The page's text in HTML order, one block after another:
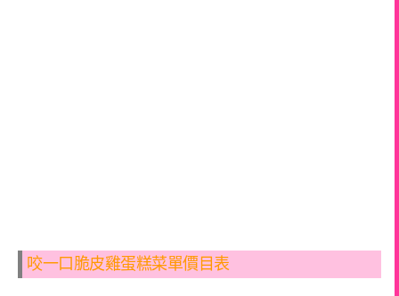
咬一口脆皮雞蛋糕菜單價目表